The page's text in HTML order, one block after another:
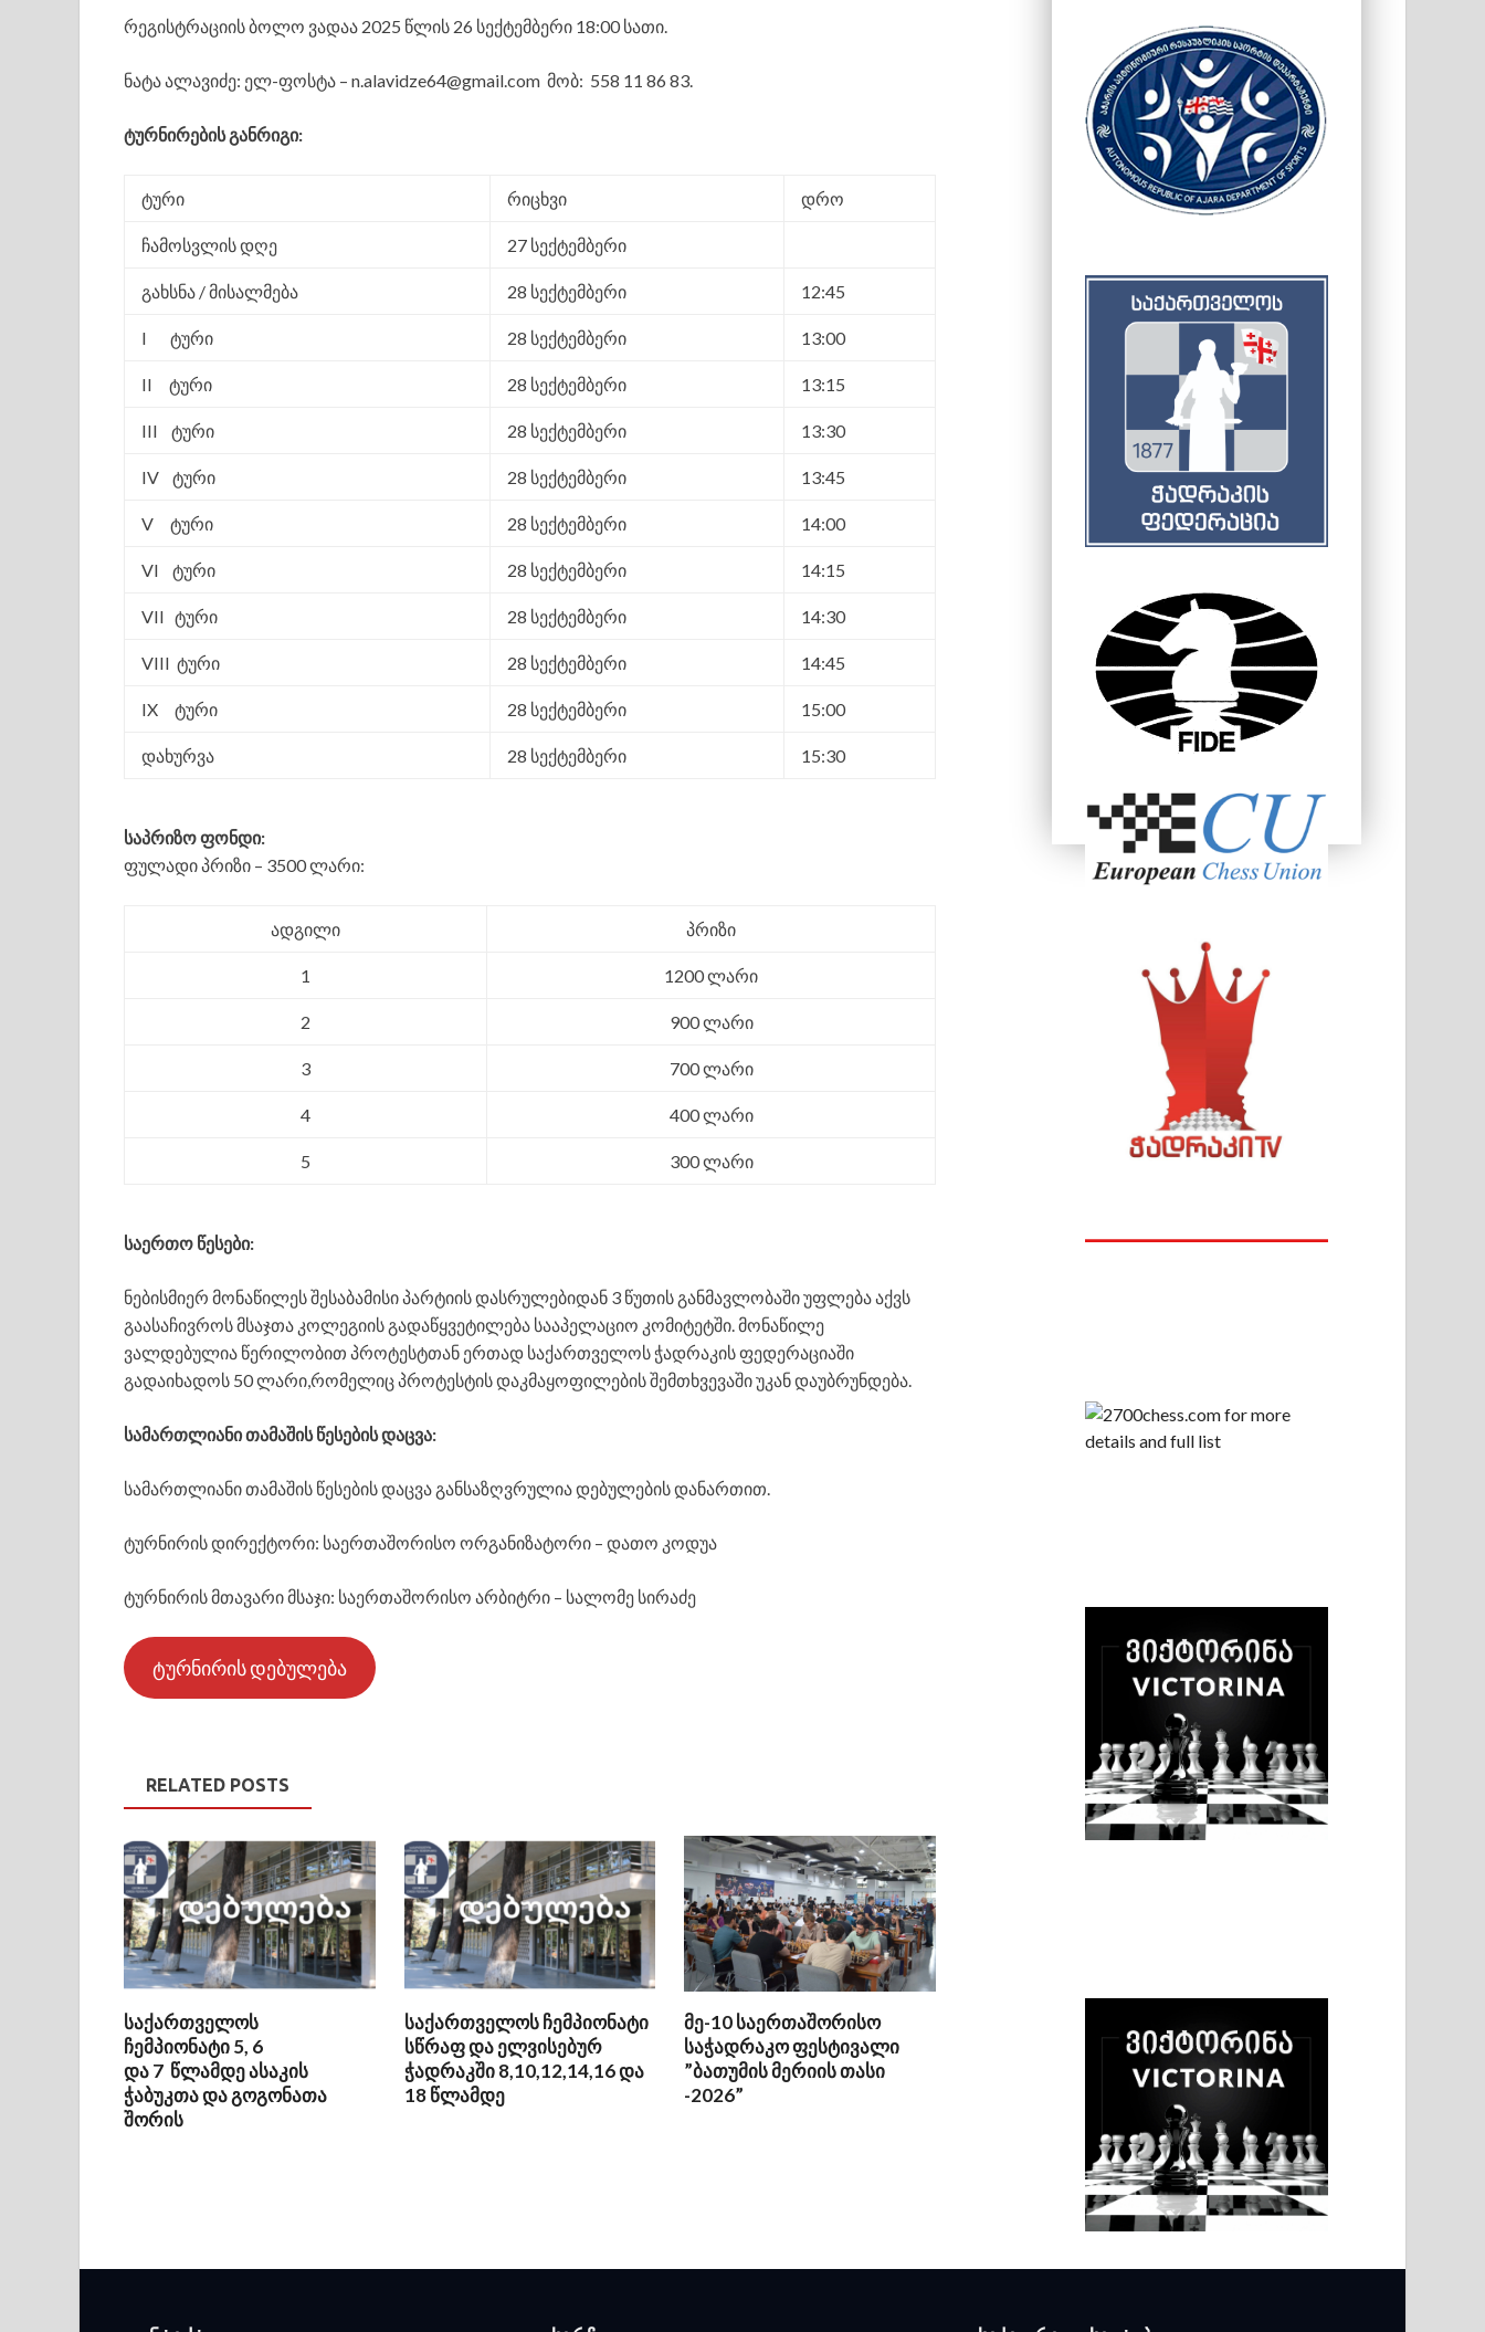
რეგისტრაციის ბოლო ვადაა 2025 წლის 26 სექტემბერი 18:00 სათი.
ნატა ალავიძე: ელ-ფოსტა – n.alavidze64@gmail.com მობ: 558 11 86 83.
ტურნირების განრიგი:
ტური რიცხვი დრო
ჩამოსვლის დღე 27 სექტემბერი
გახსნა / მისალმება 28 სექტემბერი 12:45
I ტური 28 სექტემბერი 13:00
II ტური 28 სექტემბერი 13:15
III ტური 28 სექტემბერი 13:30
IV ტური 28 სექტემბერი 13:45
V ტური 28 სექტემბერი 14:00
VI ტური 28 სექტემბერი 14:15
VII ტური 28 სექტემბერი 14:30
VIII ტური 28 სექტემბერი 14:45
IX ტური 28 სექტემბერი 15:00
დახურვა 28 სექტემბერი 15:30
საპრიზო ფონდი:
ფულადი პრიზი – 3500 ლარი:
ადგილი პრიზი
1 1200 ლარი
2 900 ლარი
3 700 ლარი
4 400 ლარი
5 300 ლარი
საერთო წესები:
ნებისმიერ მონაწილეს შესაბამისი პარტიის დასრულებიდან 3 წუთის განმავლობაში უფლება აქვს
გაასაჩივროს მსაჯთა კოლეგიის გადაწყვეტილება სააპელაციო კომიტეტში. მონაწილე
ვალდებულია წერილობით პროტესტთან ერთად საქართველოს ჭადრაკის ფედერაციაში
გადაიხადოს 50 ლარი,რომელიც პროტესტის დაკმაყოფილების შემთხვევაში უკან დაუბრუნდება.
სამართლიანი თამაშის წესების დაცვა:
სამართლიანი თამაშის წესების დაცვა განსაზღვრულია დებულების დანართით.
ტურნირის დირექტორი: საერთაშორისო ორგანიზატორი – დათო კოდუა
ტურნირის მთავარი მსაჯი: საერთაშორისო არბიტრი – სალომე სირაძე
ტურნირის დებულება
RELATED POSTS
საქართველოს
ჩემპიონატი 5, 6
და 7 წლამდე ასაკის
ჭაბუკთა და გოგონათა
შორის
საქართველოს ჩემპიონატი
სწრაფ და ელვისებურ
ჭადრაკში 8,10,12,14,16 და
18 წლამდე
მე-10 საერთაშორისო
საჭადრაკო ფესტივალი
”ბათუმის მერიის თასი
-2026”